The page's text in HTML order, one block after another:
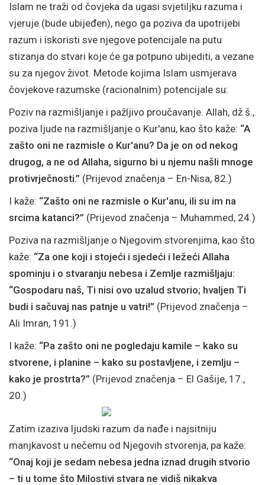
Islam ne traži od čovjeka da ugasi svjetiljku razuma i
vjeruje (bude ubijeđen), nego ga poziva da upotrijebi
razum i iskoristi sve njegove potencijale na putu
stizanja do stvari koje će ga potpuno ubijediti, a vezane
su za njegov život. Metode kojima Islam usmjerava
čovjekove razumske (racionalnim) potencijale su:
Poziv na razmišljanje i pažljivo proučavanje. Allah, dž.š.,
poziva ljude na razmišljanje o Kur'anu, kao što kaže: “A
zašto oni ne razmisle o Kur'anu? Da je on od nekog
drugog, a ne od Allaha, sigurno bi u njemu našli mnoge
protivrječnosti.” (Prijevod značenja – En-Nisa, 82.)
I kaže: “Zašto oni ne razmisle o Kur'anu, ili su im na
srcima katanci?” (Prijevod značenja – Muhammed, 24.)
Poziva na razmišljanje o Njegovim stvorenjima, kao što
kaže: “Za one koji i stojeći i sjedeći i ležeći Allaha
spominju i o stvaranju nebesa i Zemlje razmišljaju:
“Gospodaru naš, Ti nisi ovo uzalud stvorio; hvaljen Ti
budi i sačuvaj nas patnje u vatri!” (Prijevod značenja –
Ali Imran, 191.)
I kaže: “Pa zašto oni ne pogledaju kamile – kako su
stvorene, i planine – kako su postavljene, i zemlju –
kako je prostrta?” (Prijevod značenja – El Gašije, 17.,
20.)
Zatim izaziva ljudski razum da nađe i najsitniju
manjkavost u nečemu od Njegovih stvorenja, pa kaže:
“Onaj koji je sedam nebesa jedna iznad drugih stvorio
– ti u tome što Milostivi stvara ne vidiš nikakva